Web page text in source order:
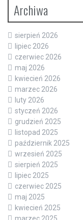
Archiwa
sierpień 2026
lipiec 2026
czerwiec 2026
maj 2026
kwiecień 2026
marzec 2026
luty 2026
styczeń 2026
grudzień 2025
listopad 2025
październik 2025
wrzesień 2025
sierpień 2025
lipiec 2025
czerwiec 2025
maj 2025
kwiecień 2025